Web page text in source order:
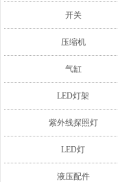
开关
压缩机
气缸
LED灯架
紫外线探照灯
LED灯
液压配件